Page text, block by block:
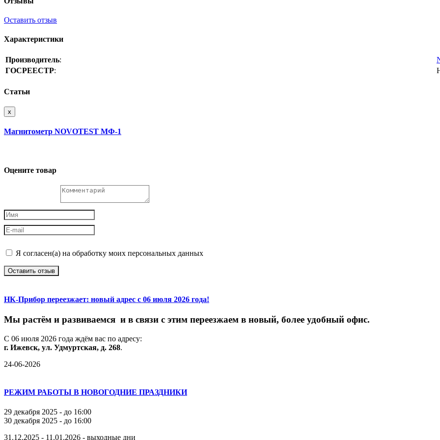
Оставить отзыв
Характеристики
Производитель:
ГОСРЕЕСТР:
Статьи
x
Магнитометр NOVOTEST МФ-1
Оцените товар
Я согласен(а) на обработку моих персональных данных
Оставить отзыв
НК-Прибор переезжает: новый адрес с 06 июля 2026 года!
Мы растём и развиваемся и в связи с этим переезжаем в новый, более удобный офис.
С 06 июля 2026 года ждём вас по адресу:
г. Ижевск, ул. Удмуртская, д. 268.
24-06-2026
РЕЖИМ РАБОТЫ В НОВОГОДНИЕ ПРАЗДНИКИ
29 декабря 2025 - до 16:00
30 декабря 2025 - до 16:00
31.12.2025 - 11.01.2026 - выходные дни